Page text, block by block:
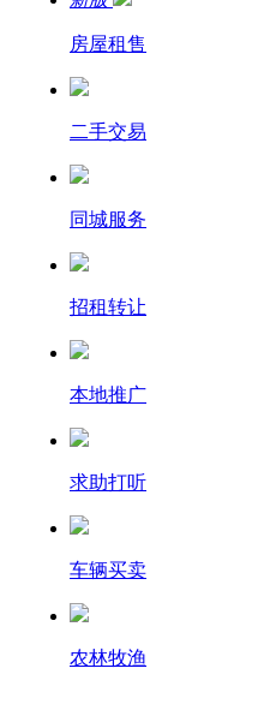
房屋租售
二手交易
同城服务
招租转让
本地推广
求助打听
车辆买卖
农林牧渔